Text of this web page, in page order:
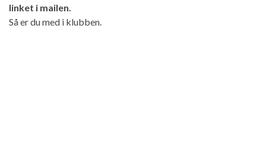
linket i mailen.
Så er du med i klubben.